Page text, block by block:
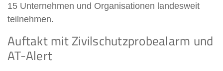
15 Unternehmen und Organisationen landesweit
teilnehmen.
Auftakt mit Zivilschutzprobealarm und
AT-Alert